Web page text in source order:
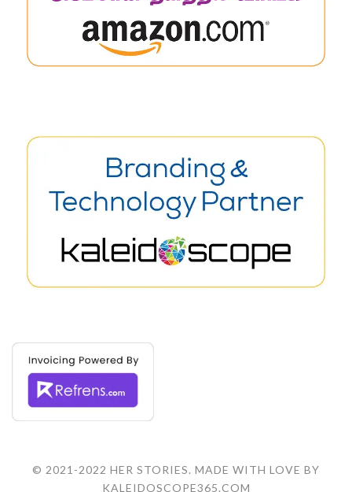
© 2021-2022 HER STORIES. MADE WITH LOVE BY
KALEIDOSCOPE365.COM